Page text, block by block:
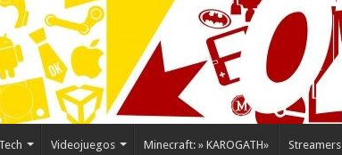
Tech Videojuegos Minecraft: » KAROGATH» Streamers